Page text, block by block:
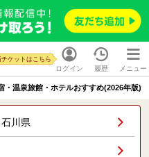
ログイン
チケットはこちら
履歴 メニュー
・温泉旅館・ホテルおすすめ(2026年版)
川県